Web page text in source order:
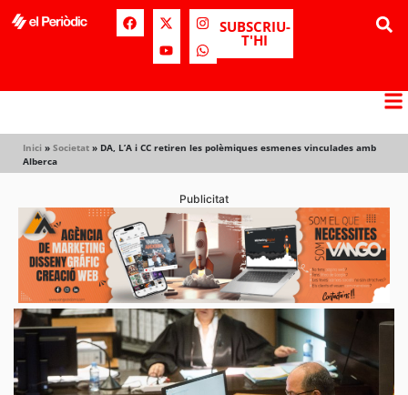
SUBSCRIU-
T'HI
Inici » Societat » DA, L’A i CC retiren les polèmiques esmenes vinculades amb
Alberca
Publicitat